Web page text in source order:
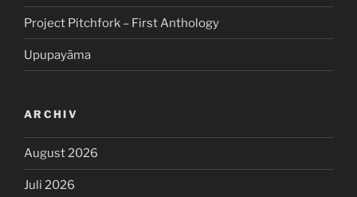
Project Pitchfork – First Anthology
Upupayāma
ARCHIV
August 2026
Juli 2026